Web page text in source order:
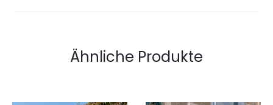
Ähnliche Produkte